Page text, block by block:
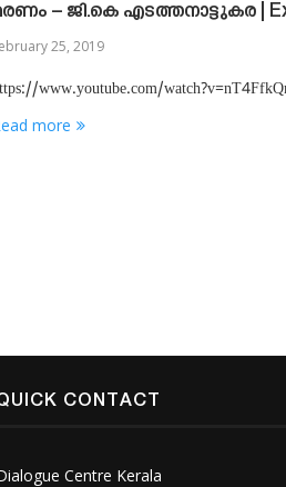
– ജി.കെ എടത്തനാട്ടുകര |
25, 2019
www.youtube.com/
more
CONTACT
Centre Kerala